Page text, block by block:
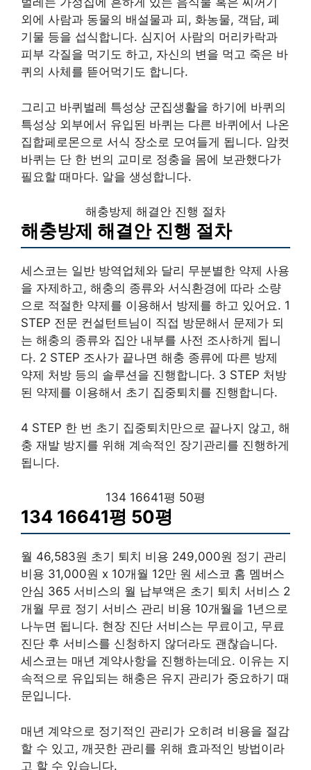
외에 사람과 동물의 배설물과 피, 화농물, 객담, 폐
기물 등을 섭식합니다. 심지어 사람의 머리카락과
피부 각질을 먹기도 하고, 자신의 변을 먹고 죽은 바
퀴의 사체를 뜯어먹기도 합니다.
그리고 바퀴벌레 특성상 군집생활을 하기에 바퀴의
특성상 외부에서 유입된 바퀴는 다른 바퀴에서 나온
집합페로몬으로 서식 장소로 모여들게 됩니다. 암컷
바퀴는 단 한 번의 교미로 정충을 몸에 보관했다가
필요할 때마다. 알을 생성합니다.
해충방제 해결안 진행 절차
해충방제 해결안 진행 절차
세스코는 일반 방역업체와 달리 무분별한 약제 사용
을 자제하고, 해충의 종류와 서식환경에 따라 소량
으로 적절한 약제를 이용해서 방제를 하고 있어요. 1
STEP 전문 컨설턴트님이 직접 방문해서 문제가 되
는 해충의 종류와 집안 내부를 사전 조사하게 됩니
다. 2 STEP 조사가 끝나면 해충 종류에 따른 방제
약제 처방 등의 솔루션을 진행합니다. 3 STEP 처방
된 약제를 이용해서 초기 집중퇴치를 진행합니다.
4 STEP 한 번 초기 집중퇴치만으로 끝나지 않고, 해
충 재발 방지를 위해 계속적인 장기관리를 진행하게
됩니다.
134 16641평 50평
134 16641평 50평
월 46,583원 초기 퇴치 비용 249,000원 정기 관리
비용 31,000원 x 10개월 12만 원 세스코 홈 멤버스
안심 365 서비스의 월 납부액은 초기 퇴치 서비스 2
개월 무료 정기 서비스 관리 비용 10개월을 1년으로
나누면 됩니다. 현장 진단 서비스는 무료이고, 무료
진단 후 서비스를 신청하지 않더라도 괜찮습니다.
세스코는 매년 계약사항을 진행하는데요. 이유는 지
속적으로 유입되는 해충은 유지 관리가 중요하기 때
문입니다.
매년 계약으로 정기적인 관리가 오히려 비용을 절감
할 수 있고, 깨끗한 관리를 위해 효과적인 방법이라
고 할 수 있습니다.